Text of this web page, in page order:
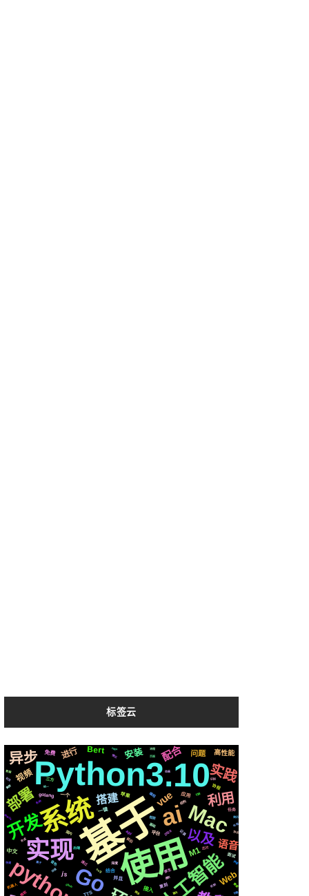
标签云
基于
使用
Python3.10
系统 ai
实现
Go
Mac
人工智能
开发
部署
异步
以及
利用
实践
搭建
语音
配合
vue
Web
安装
Bert
进行
M1
视频
问题 高性能
js
接入
中文
免费
一键
平台
苹果
结合
一个
并且
应用
golang
TTS
三方
复刻
任务
协程
面试
api
前后
检测
微软
基础
2020
国内
后端
机器人
深度
编程
记录
通过
svg
结构
音色
原生
芯片
各种
存储
遇到
统一
github
切换
动画
合成
爬虫
属于
情况
协议
聊天
MacOs
页面
https
快速
简历
识别
布局
集群
流程
声音
机制
社交
数据
需要
字幕